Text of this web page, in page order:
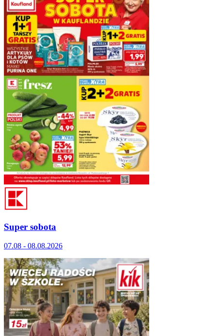
Super sobota
07.08 - 08.08.2026